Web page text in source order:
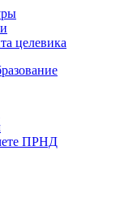
целевика
ПРНД